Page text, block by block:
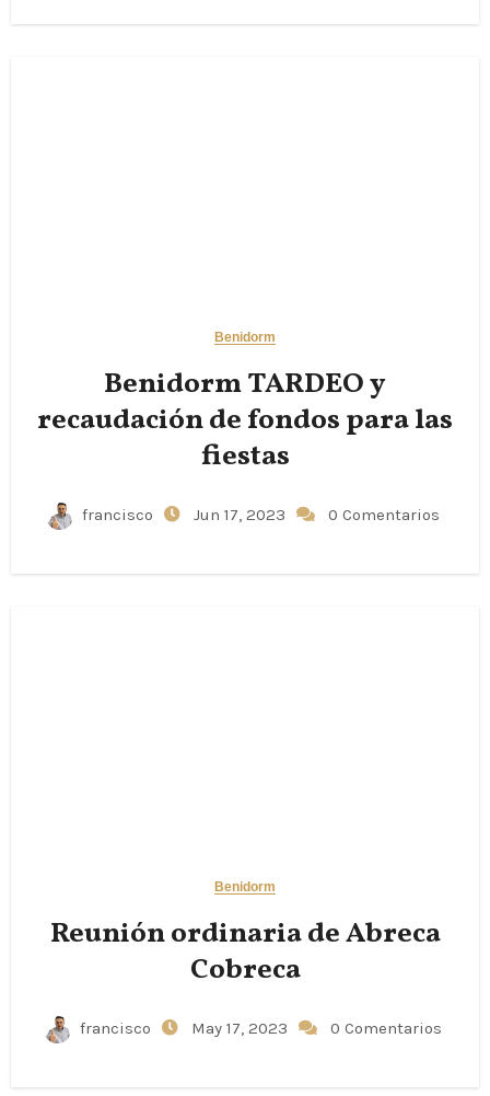
Benidorm
Benidorm TARDEO y
recaudación de fondos para las
fiestas
francisco Jun 17, 2023 0 Comentarios
Benidorm
Reunión ordinaria de Abreca
Cobreca
francisco May 17, 2023 0 Comentarios